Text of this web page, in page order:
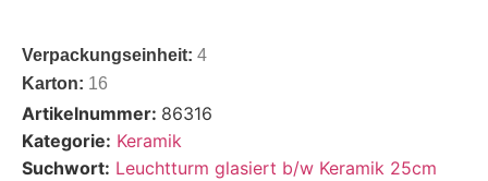
Verpackungseinheit: 4
Karton: 16
Artikelnummer: 86316
Kategorie: Keramik
Suchwort: Leuchtturm glasiert b/w Keramik 25cm